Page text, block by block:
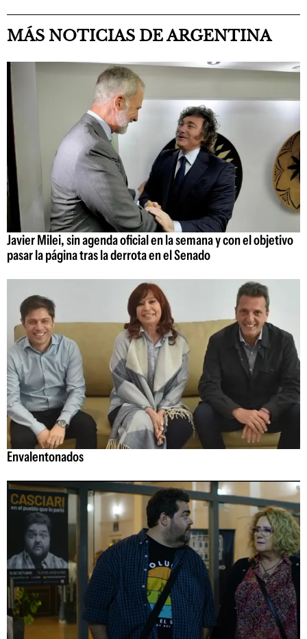
MÁS NOTICIAS DE ARGENTINA
Javier Milei, sin agenda oficial en la semana y con el objetivo
pasar la página tras la derrota en el Senado
Envalentonados